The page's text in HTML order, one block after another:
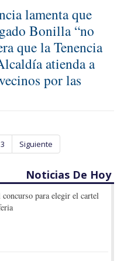
lamenta que
Bonilla “no
que la Tenencia
atienda a
por las
3 Siguiente
Noticias De Hoy
para elegir el cartel